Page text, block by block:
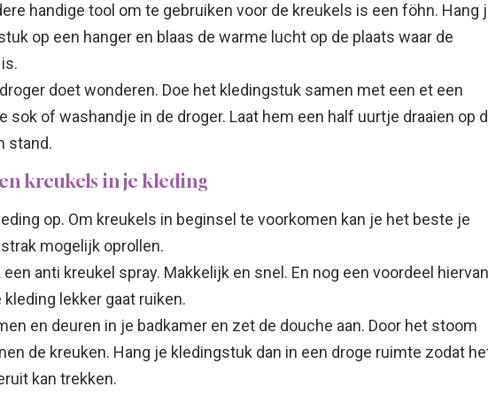
handige tool om te gebruiken voor de kreukels is een föhn. Hang
op een hanger en blaas de warme lucht op de plaats waar de
doet wonderen. Doe het kledingstuk samen met een et een
sok of washandje in de droger. Laat hem een half uurtje draaien op
stand.
kreukels in je kleding
op. Om kreukels in beginsel te voorkomen kan je het beste je
mogelijk oprollen.
een anti kreukel spray. Makkelijk en snel. En nog een voordeel hiervan
kleding lekker gaat ruiken.
en deuren in je badkamer en zet de douche aan. Door het stoom
de kreuken. Hang je kledingstuk dan in een droge ruimte zodat
kan trekken.